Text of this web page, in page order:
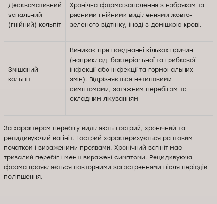
Десквамативний
запальний
(гнійний) кольпіт
Хронічна форма запалення з набряком та
рясними гнійними виділеннями жовто-
зеленого відтінку, іноді з домішкою крові.
Змішаний
кольпіт
Виникає при поєднанні кількох причин
(наприклад, бактеріальної та грибкової
інфекції або інфекції та гормональних
змін). Відрізняється нетиповими
симптомами, затяжним перебігом та
складним лікуванням.
За характером перебігу виділяють гострий, хронічний та
рецидивуючий вагініт. Гострий характеризується раптовим
початком і вираженими проявами. Хронічний вагініт має
тривалий перебіг і менш виражені симптоми. Рецидивуюча
форма проявляється повторними загостреннями після періодів
поліпшення.